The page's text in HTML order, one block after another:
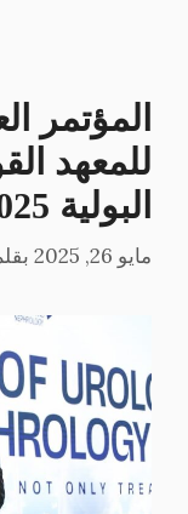
المؤتمر
للمعهد
البولية 2025
مايو 26, 2025